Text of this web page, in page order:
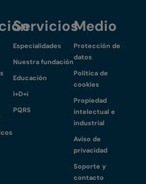
Servicios
Especialidades
Nuestra fundación
Educación
I+D+i
PQRS
Medio
Protección de
datos
Política de
cookies
Propiedad
intelectual e
industrial
Aviso de
privacidad
Soporte y
contacto